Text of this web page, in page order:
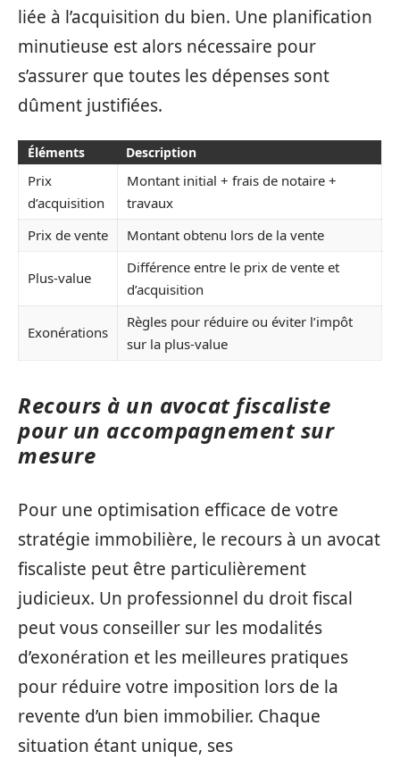
liée à l’acquisition du bien. Une planification
minutieuse est alors nécessaire pour
s’assurer que toutes les dépenses sont
dûment justifiées.
Éléments Description
Prix
d’acquisition
Montant initial + frais de notaire +
travaux
Prix de vente
Montant obtenu lors de la vente
Plus-value
Différence entre le prix de vente et
d’acquisition
Exonérations
Règles pour réduire ou éviter l’impôt
sur la plus-value
Recours à un avocat fiscaliste
pour un accompagnement sur
mesure
Pour une optimisation efficace de votre
stratégie immobilière, le recours à un avocat
fiscaliste peut être particulièrement
judicieux. Un professionnel du droit fiscal
peut vous conseiller sur les modalités
d’exonération et les meilleures pratiques
pour réduire votre imposition lors de la
revente d’un bien immobilier. Chaque
situation étant unique, ses